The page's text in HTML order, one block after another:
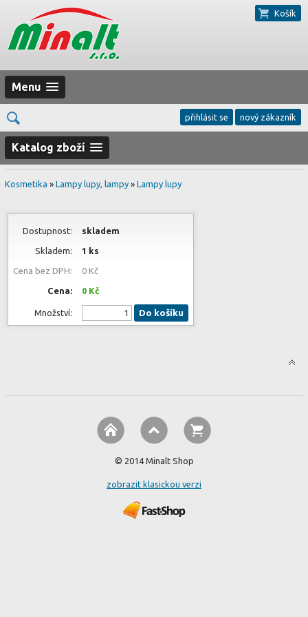
Košík
Menu
přihlásit se nový zákazník
Katalog zboží
Kosmetika » Lampy lupy, lampy » Lampy lupy
Dostupnost: skladem
Skladem: 1 ks
Cena bez DPH: 0 Kč
Cena: 0 Kč
Množství: Do košíku
© 2014 Minalt Shop
zobrazit klasickou verzi